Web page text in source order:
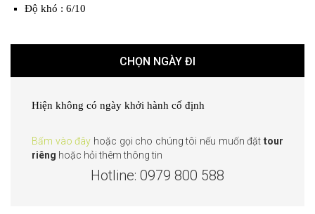
Độ khó : 6/10
CHỌN NGÀY ĐI
Hiện không có ngày khởi hành cố định
Bấm vào đây hoặc gọi cho chúng tôi nếu muốn đặttour
riêng hoặc hỏi thêm thông tin
Hotline: 0979 800 588